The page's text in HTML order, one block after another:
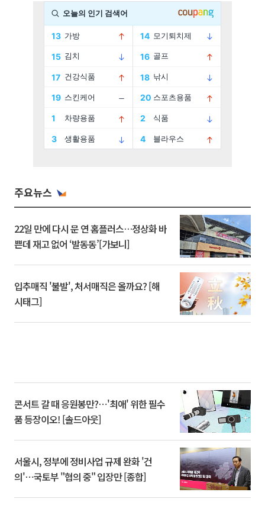
주요뉴스
22일 만에 다시 문 연 홈플러스…정상화 바
쁜데 재고 없어 ‘발동동’[가보니]
입추매직 '불발', 처서매직은 올까요? [해
시태그]
콘서트 갈 때 응원봉만?⋯'최애' 위한 필수
품 등장이오! [솔드아웃]
서울시, 정부에 정비사업 규제 완화 '건
의'⋯국토부 "협의 중" 입장만 [종합]